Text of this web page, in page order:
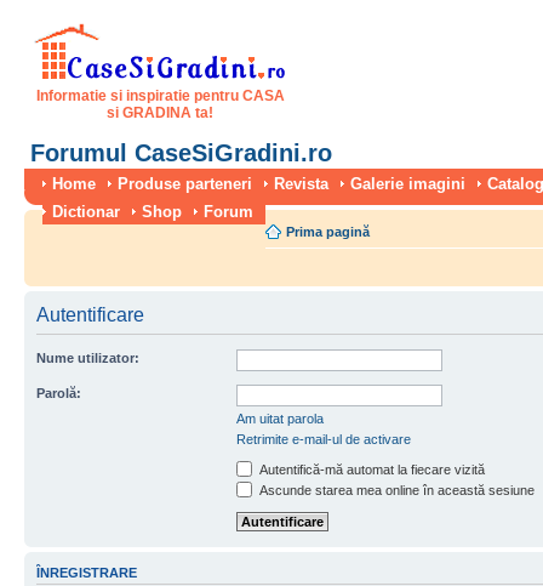
Informatie si inspiratie pentru CASA
si GRADINA ta!
Forumul CaseSiGradini.ro
Home Produse parteneri Revista Galerie imagini
Dictionar
Shop Forum
Prima pagină
Autentificare
Nume utilizator:
Parolă:
Am uitat parola
Retrimite e-mail-ul de activare
Autentifică-mă automat la fiecare vizită
Ascunde starea mea online în această sesiune
ÎNREGISTRARE